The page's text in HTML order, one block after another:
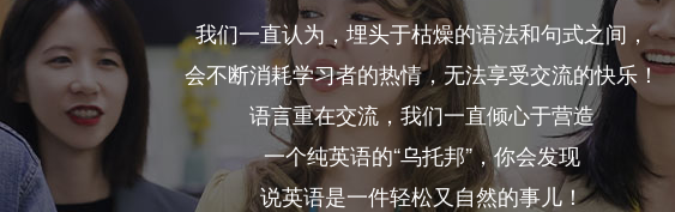
我们一直认为，埋头于枯燥的语法和句式之间，
会不断消耗学习者的热情，无法享受交流的快乐！
语言重在交流，我们一直倾心于营造
一个纯英语的“乌托邦”，你会发现
说英语是一件轻松又自然的事儿！